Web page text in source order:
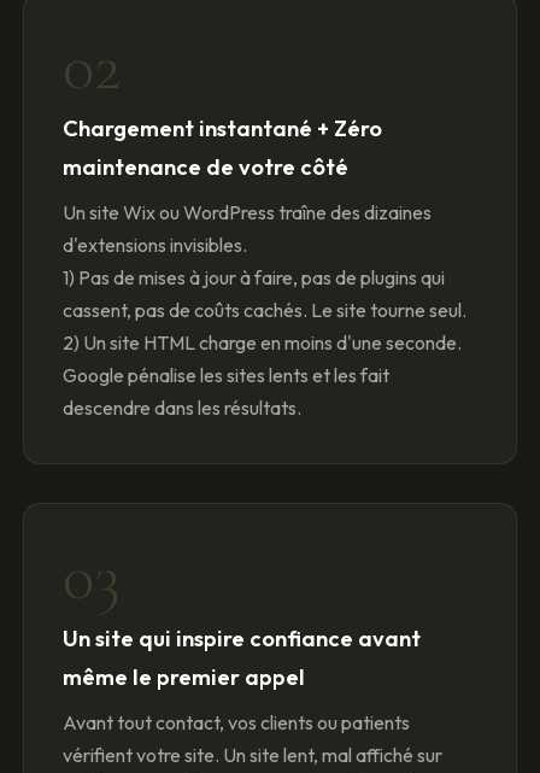
02
Chargement instantané + Zéro
maintenance de votre côté
Un site Wix ou WordPress traîne des dizaines
d'extensions invisibles.
1) Pas de mises à jour à faire, pas de plugins qui
cassent, pas de coûts cachés. Le site tourne seul.
2) Un site HTML charge en moins d'une seconde.
Google pénalise les sites lents et les fait
descendre dans les résultats.
03
Un site qui inspire confiance avant
même le premier appel
Avant tout contact, vos clients ou patients
vérifient votre site. Un site lent, mal affiché sur